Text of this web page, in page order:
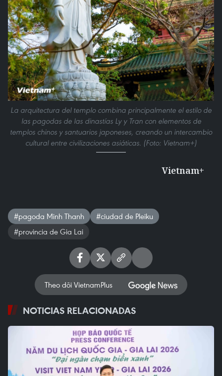
La arquitectura del templo combina principalmente el estilo de
las pagodas de las dinastías Ly y Tran con elementos de
templos chinos y santuarios japoneses, creando un intercambio
cultural entre civilizaciones asiáticas. (Foto: Vietnam+)
Vietnam+
#pagoda Minh Thanh
#ciudad de Pleiku
#provincia de Gia Lai
Theo dõi VietnamPlus
NOTICIAS RELACIONADAS